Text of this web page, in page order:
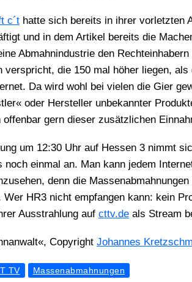
c´t hat­te sich bereits in ihrer vor­letz­ten
und in dem Arti­kel bereits die
Abmahn­in­dus­trie den
ver­spricht, die 150 mal höher lie­gen, als
Da wird wohl bei vie­len die Gier
oder Her­stel­ler unbe­kann­ter
gern die­ser zusätz­li­chen
um 12:30 Uhr auf Hes­sen 3 nimmt
noch ein­mal an. Man kann jedem
denn die
Wer HR3 nicht emp­fan­gen kann: kein
Aus­strah­lung auf cttv​.de als Stream
Copy­right Johan­nes
TV Massenabmahnungen